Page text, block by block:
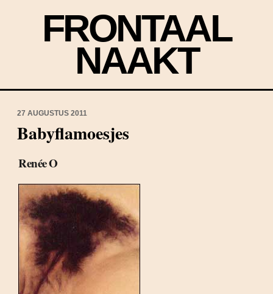
FRONTAAL
NAAKT
27 AUGUSTUS 2011
Babyflamoesjes
Renée O